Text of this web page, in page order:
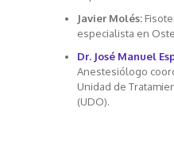
Javier Molés:
especialista en
Dr. José Manuel
Anestesiólogo
Unidad de
(UDO).